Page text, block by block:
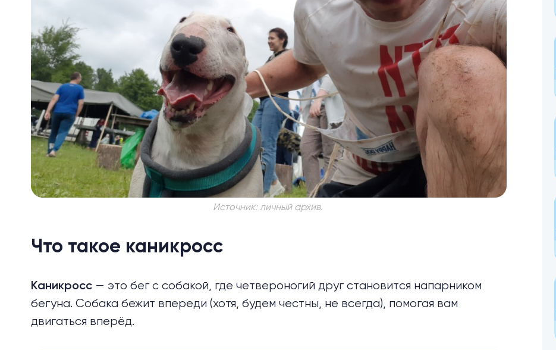
Источник: личный архив.
Что такое каникросс
Каникросс — это бег с собакой, где четвероногий друг становится напарником
бегуна. Собака бежит впереди (хотя, будем честны, не всегда), помогая вам
двигаться вперёд.